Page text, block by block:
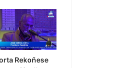
Rekoñese